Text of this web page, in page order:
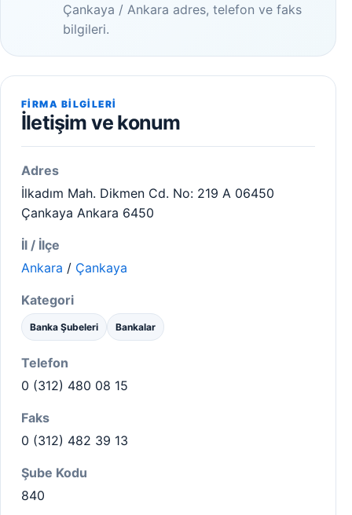
Çankaya / Ankara adres, telefon ve faks
bilgileri.
FIRMA BILGILERI
İletişim ve konum
Adres
İlkadım Mah. Dikmen Cd. No: 219 A 06450
Çankaya Ankara 6450
İl / İlçe
Ankara / Çankaya
Kategori
Banka Şubeleri Bankalar
Telefon
0 (312) 480 08 15
Faks
0 (312) 482 39 13
Şube Kodu
840